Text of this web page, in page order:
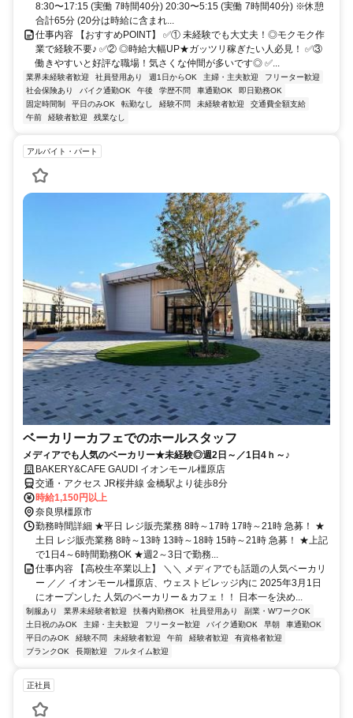
バス、自転車、車通勤OK
8:30〜17:15 (実働 7時間40分) 20:30〜5:15 (実働 7時間40分) ※休憩
合計65分 (20分は時給に含まれ...
仕事内容 【おすすめPOINT】 ✅️① 未経験でも大丈夫！◎モクモク作
業で経験不要♪ ✅️② ◎時給大幅UP★ガッツリ稼ぎたい人必見！ ✅️③
働きやすいと好評な職場！気さくな仲間が多いです◎ ✅️...
業界未経験者歓迎 社員登用あり 週1日からOK 主婦・主夫歓迎
フリーター歓迎
社会保険あり
バイク通勤OK 午後 学歴不問 車通勤OK
即日勤務OK
固定時間制
平日のみOK 転勤なし 経験不問 未経験者歓迎
交通費全額支給
午前
経験者歓迎 残業なし
アルバイト・パート
ベーカリーカフェでのホールスタッフ
メディアでも人気のベーカリー★未経験◎週2日～／1日4ｈ～♪
BAKERY&CAFE GAUDI イオンモール橿原店
交通・アクセス JR桜井線 金橋駅より徒歩8分
時給1,150円以上
奈良県橿原市
勤務時間詳細 ★平日 レジ販売業務 8時～17時 17時～21時 急募！ ★
土日 レジ販売業務 8時～13時 13時～18時 15時～21時 急募！ ★上記
で1日4～6時間勤務OK ★週2～3日で勤務...
仕事内容 【高校生卒業以上】 ＼＼ メディアでも話題の人気ベーカリ
ー ／／ イオンモール橿原店、ウェストビレッジ内に 2025年3月1日
にオープンした 人気のベーカリー＆カフェ！！ 日本一を決め...
制服あり 業界未経験者歓迎 扶養内勤務OK 社員登用あり
副業・WワークOK
土日祝のみOK
主婦・主夫歓迎 フリーター歓迎 バイク通勤OK 早朝
車通勤OK
平日のみOK
経験不問 未経験者歓迎 午前 経験者歓迎
有資格者歓迎
ブランクOK
長期歓迎 フルタイム歓迎
正社員